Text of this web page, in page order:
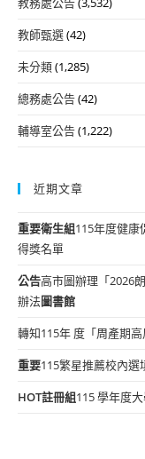
教師甄選(42)
未分類(1,285)
總務處公告(42)
輔導室公告(1,222)
近期文章
重要衛生組115年度健康
得獎名單
公告高市圖辦理「2026
辦法圖書館
轉知115年 度「周產期
重要115繁星推薦校內選
HOT註冊組115 學年度